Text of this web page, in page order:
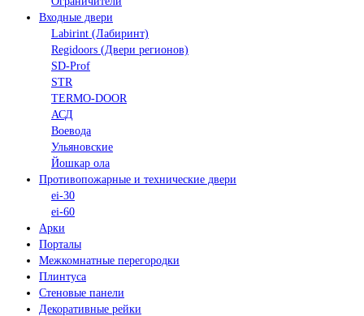
Входные двери
Labirint (Лабиринт)
Regidoors (Двери регионов)
SD-Prof
STR
TERMO-DOOR
АСД
Воевода
Ульяновские
Йошкар ола
Противопожарные и технические двери
ei-30
ei-60
Арки
Порталы
Межкомнатные перегородки
Плинтуса
Стеновые панели
Декоративные рейки